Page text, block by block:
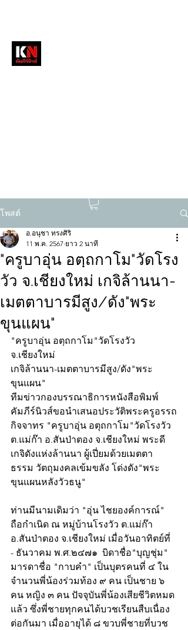
โพสต์
"ครูบาอุ่น อตฺถกาโม"วัดโรง
วัว จ.เชียงใหม่ เกจิล้านนา-
เมตตาบารมีสูง/ดัง"พระ
ขุนแผน"
อ.อนุชา ทรงศิริ
11 พ.ค. 2567 ยาว 2 นาที
"ครูบาอุ่น อตฺถกาโม"วัดโรงวัว
จ.เชียงใหม่
เกจิล้านนา-เมตตาบารมีสูง/ดัง"พระ
ขุนแผน"
ทีมข่าวกองบรรณาธิการหนังสือพิมพ์
คัมภีร์นิวส์ขอนำเสนอประวัติพระครูอรรถ
กิจจาทร "ครูบาอุ่น อตุถกาโม"วัดโรงวัว
ต.แม่ก๊า อ.สันป่าตอง จ.เชียงใหม่ พระดี
เกจิดังแห่งล้านนา ผู้เปี่ยมด้วยเมตตา
ธรรม วัตถุมงคลเข้มขลัง โด่งดัง"พระ
ขุนแผนหลังวัวธนู"
ท่านมีนามเดิมว่า "อุ่น ไชยองค์การณ์"
ถือกำเนิด ณ หมู่บ้านโรงวัว ต.แม่ก๊า
อ.สันป่าตอง จ.เชียงใหม่ เมื่อวันอาทิตย์ที่
- ธันวาคม พ.ศ.๒๔๗๑  บิดาชื่อ"บุญชุ่ม"
มารดาชื่อ "กาบคำ" เป็นบุตรคนที่ ๔ ใน
จำนวนพี่น้องร่วมท้อง ๙ คน เป็นชาย ๖
คน หญิง ๓ คน ปัจจุบันพี่น้องเสียชีวิตหมด
แล้ว ซึ่งพี่ชายทุกคนได้บวชเรียนสืบเนื่อง
ต่อกันมา เมื่ออายุได้ ๘ ขวบพี่ชายที่บวช